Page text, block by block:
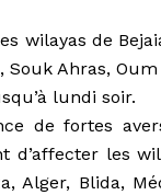
wilayas de
Ahras,
lundi soir.
de fortes
d’affecter les
Alger, Blida,